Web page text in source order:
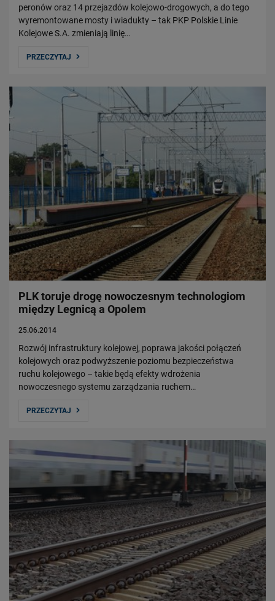
peronów oraz 14 przejazdów kolejowo-drogowych, a do tego
wyremontowane mosty i wiadukty – tak PKP Polskie Linie
Kolejowe S.A. zmieniają linię…
PRZECZYTAJ
PLK toruje drogę nowoczesnym technologiom
między Legnicą a Opolem
25.06.2014
Rozwój infrastruktury kolejowej, poprawa jakości połączeń
kolejowych oraz podwyższenie poziomu bezpieczeństwa
ruchu kolejowego – takie będą efekty wdrożenia
nowoczesnego systemu zarządzania ruchem…
PRZECZYTAJ